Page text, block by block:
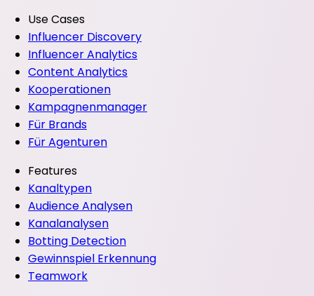
Use Cases
Influencer Discovery
Influencer Analytics
Content Analytics
Kooperationen
Kampagnenmanager
Für Brands
Für Agenturen
Features
Kanaltypen
Audience Analysen
Kanalanalysen
Botting Detection
Gewinnspiel Erkennung
Teamwork